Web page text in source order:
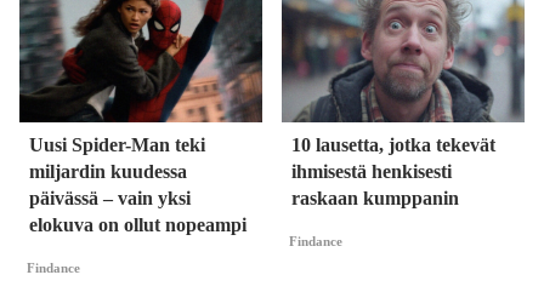
Uusi Spider-Man teki
miljardin kuudessa
päivässä – vain yksi
elokuva on ollut nopeampi
Findance
10 lausetta, jotka tekevät
ihmisestä henkisesti
raskaan kumppanin
Findance